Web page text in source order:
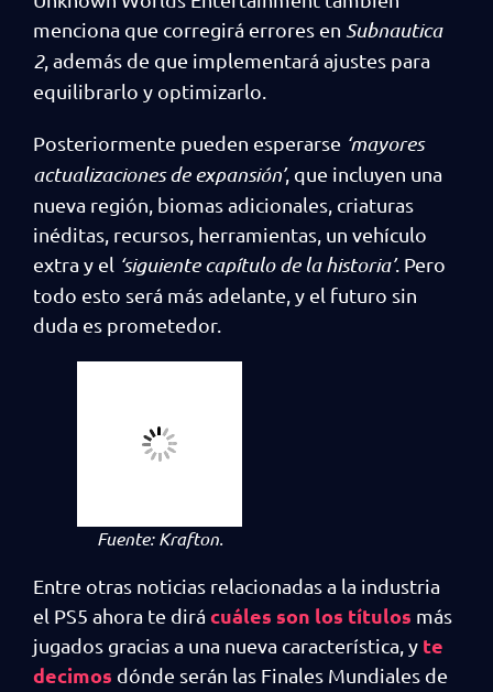
menciona que corregirá errores en Subnautica
2, además de que implementará ajustes para
equilibrarlo y optimizarlo.
Posteriormente pueden esperarse ‘mayores
actualizaciones de expansión’, que incluyen una
nueva región, biomas adicionales, criaturas
inéditas, recursos, herramientas, un vehículo
extra y el ‘siguiente capítulo de la historia’. Pero
todo esto será más adelante, y el futuro sin
duda es prometedor.
Fuente:Krafton.
Entre otras noticias relacionadas a la industria
el PS5 ahora te dirá cuáles son los títulos más
jugados gracias a una nueva característica, y te
decimos dónde serán las Finales Mundiales de